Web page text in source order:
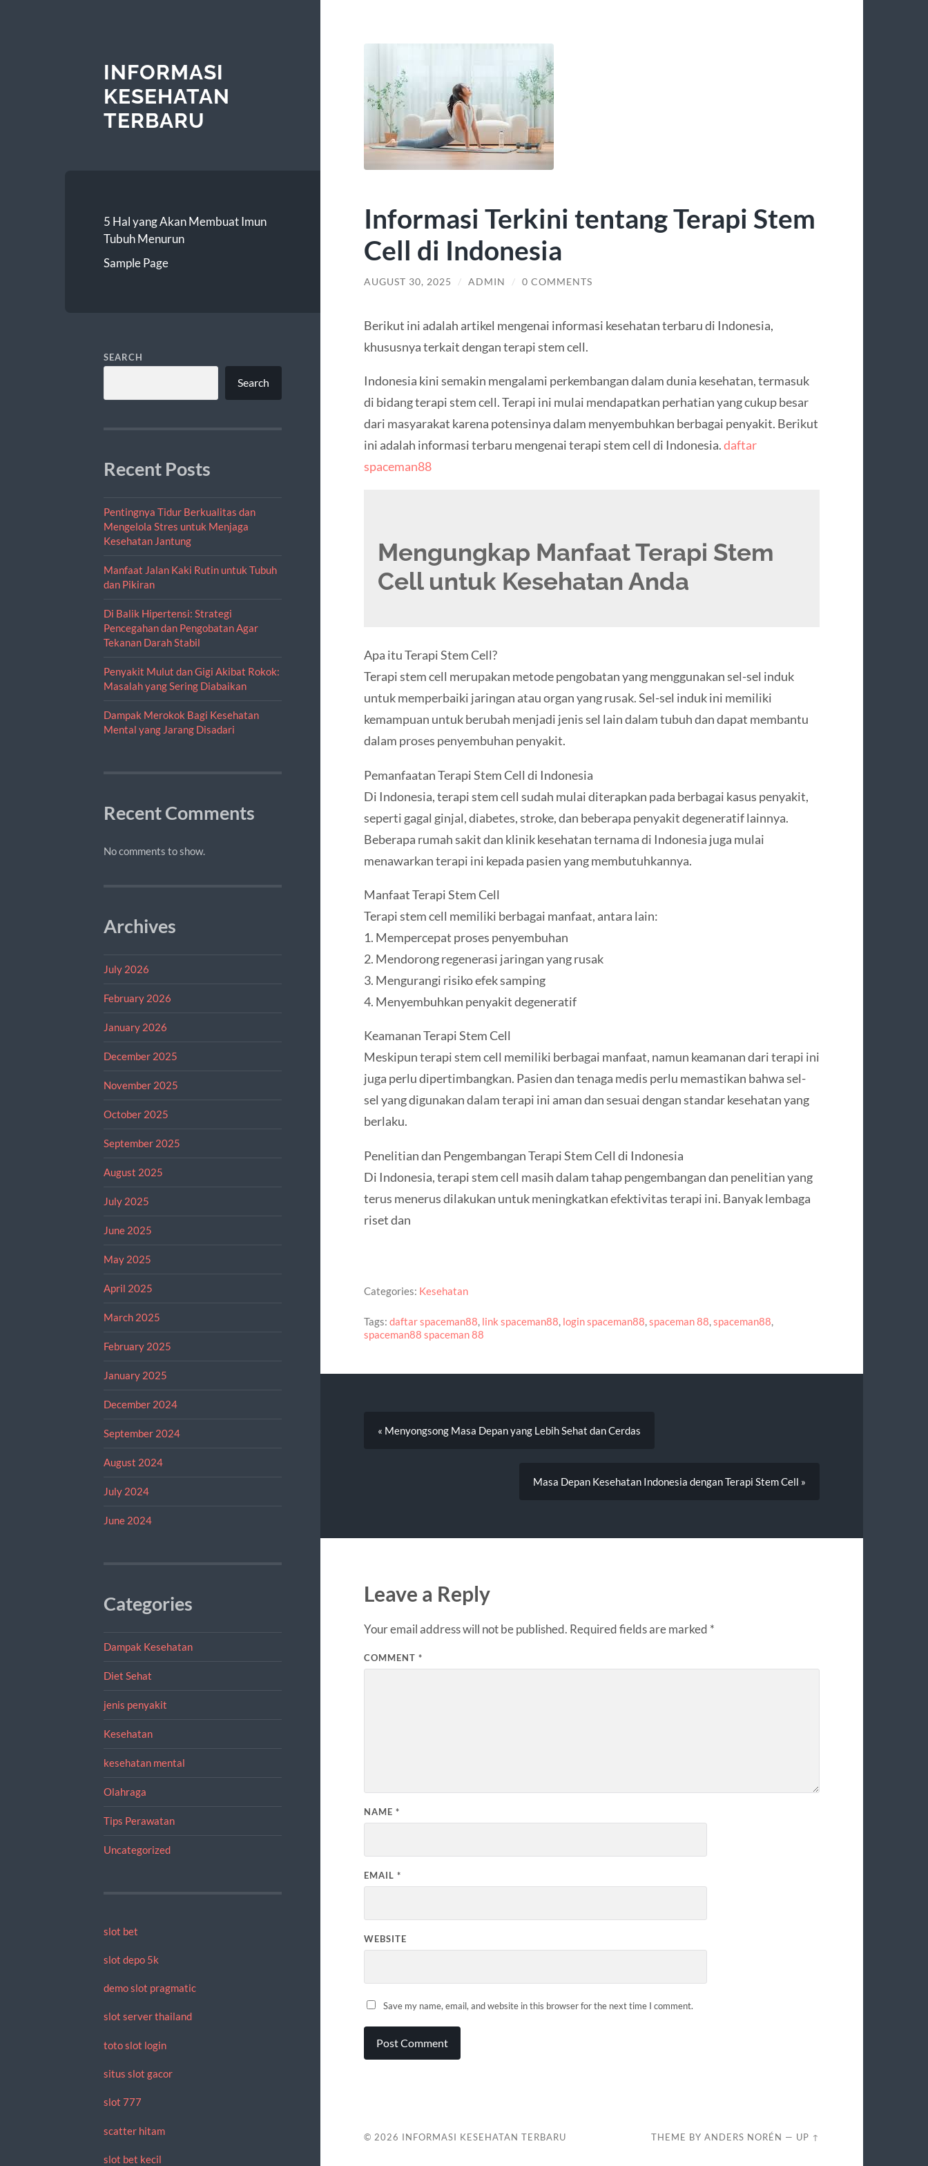
INFORMASI
KESEHATAN
TERBARU
5 Hal yang Akan Membuat Imun
Tubuh Menurun
Sample Page
SEARCH
Search
Recent Posts
Pentingnya Tidur Berkualitas dan
Mengelola Stres untuk Menjaga
Kesehatan Jantung
Manfaat Jalan Kaki Rutin untuk Tubuh
dan Pikiran
Di Balik Hipertensi: Strategi
Pencegahan dan Pengobatan Agar
Tekanan Darah Stabil
Penyakit Mulut dan Gigi Akibat Rokok:
Masalah yang Sering Diabaikan
Dampak Merokok Bagi Kesehatan
Mental yang Jarang Disadari
Recent Comments
No comments to show.
Archives
July 2026
February 2026
January 2026
December 2025
November 2025
October 2025
September 2025
August 2025
July 2025
June 2025
May 2025
April 2025
March 2025
February 2025
January 2025
December 2024
September 2024
August 2024
July 2024
June 2024
Categories
Dampak Kesehatan
Diet Sehat
jenis penyakit
Kesehatan
kesehatan mental
Olahraga
Tips Perawatan
Uncategorized
slot bet
slot depo 5k
demo slot pragmatic
slot server thailand
toto slot login
situs slot gacor
slot 777
scatter hitam
slot bet kecil
Informasi Terkini tentang Terapi Stem
Cell di Indonesia
AUGUST 30, 2025 / ADMIN / 0 COMMENTS
Berikut ini adalah artikel mengenai informasi kesehatan terbaru di Indonesia,
khususnya terkait dengan terapi stem cell.
Indonesia kini semakin mengalami perkembangan dalam dunia kesehatan, termasuk
di bidang terapi stem cell. Terapi ini mulai mendapatkan perhatian yang cukup besar
dari masyarakat karena potensinya dalam menyembuhkan berbagai penyakit. Berikut
ini adalah informasi terbaru mengenai terapi stem cell di Indonesia.daftar
spaceman88
Mengungkap Manfaat Terapi Stem
Cell untuk Kesehatan Anda
Apa itu Terapi Stem Cell?
Terapi stem cell merupakan metode pengobatan yang menggunakan sel-sel induk
untuk memperbaiki jaringan atau organ yang rusak. Sel-sel induk ini memiliki
kemampuan untuk berubah menjadi jenis sel lain dalam tubuh dan dapat membantu
dalam proses penyembuhan penyakit.
Pemanfaatan Terapi Stem Cell di Indonesia
Di Indonesia, terapi stem cell sudah mulai diterapkan pada berbagai kasus penyakit,
seperti gagal ginjal, diabetes, stroke, dan beberapa penyakit degeneratif lainnya.
Beberapa rumah sakit dan klinik kesehatan ternama di Indonesia juga mulai
menawarkan terapi ini kepada pasien yang membutuhkannya.
Manfaat Terapi Stem Cell
Terapi stem cell memiliki berbagai manfaat, antara lain:
1. Mempercepat proses penyembuhan
2. Mendorong regenerasi jaringan yang rusak
3. Mengurangi risiko efek samping
4. Menyembuhkan penyakit degeneratif
Keamanan Terapi Stem Cell
Meskipun terapi stem cell memiliki berbagai manfaat, namun keamanan dari terapi ini
juga perlu dipertimbangkan. Pasien dan tenaga medis perlu memastikan bahwa sel-
sel yang digunakan dalam terapi ini aman dan sesuai dengan standar kesehatan yang
berlaku.
Penelitian dan Pengembangan Terapi Stem Cell di Indonesia
Di Indonesia, terapi stem cell masih dalam tahap pengembangan dan penelitian yang
terus menerus dilakukan untuk meningkatkan efektivitas terapi ini. Banyak lembaga
riset dan
Categories: Kesehatan
Tags: daftar spaceman88, link spaceman88, login spaceman88,spaceman 88,spaceman88,
spaceman88 spaceman 88
« Menyongsong Masa Depan yang Lebih Sehat dan Cerdas
Masa Depan Kesehatan Indonesia dengan Terapi Stem Cell »
Leave a Reply
Your email address will not be published. Required fields are marked *
COMMENT *
NAME *
EMAIL *
WEBSITE
Save my name, email, and website in this browser for the next time I comment.
© 2026 INFORMASI KESEHATAN TERBARU THEME BYANDERS NORÉN — UP ↑